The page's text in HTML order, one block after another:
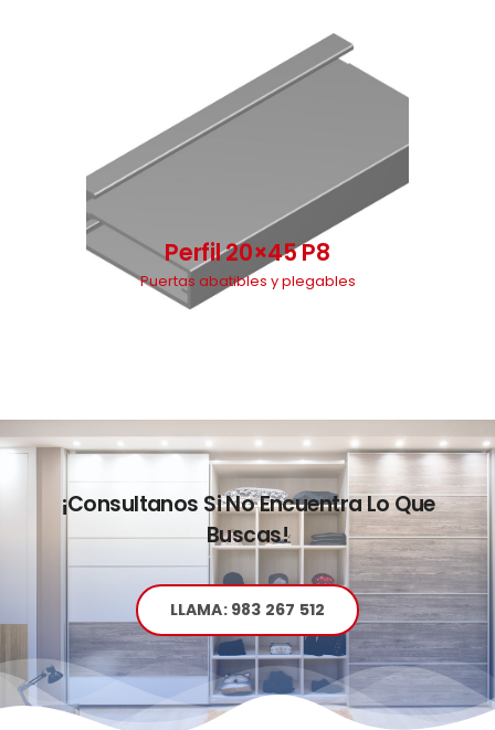
Perfil 20×45 P8
Puertas abatibles y plegables
¡Consultanos Si No Encuentra Lo Que
Buscas!
LLAMA: 983 267 512